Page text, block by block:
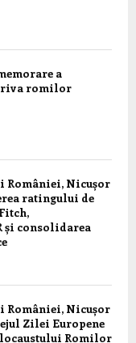
a
romilor
României, Nicușor
ratingului de
și consolidarea
României, Nicușor
Zilei Europene
Romilor